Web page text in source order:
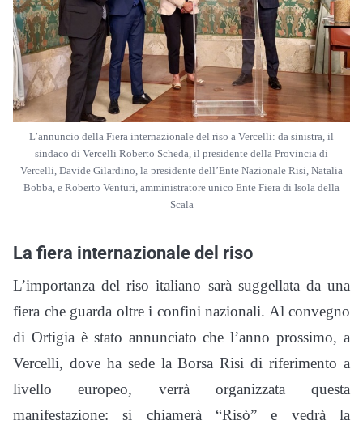
L’annuncio della Fiera internazionale del riso a Vercelli: da sinistra, il
sindaco di Vercelli Roberto Scheda, il presidente della Provincia di
Vercelli, Davide Gilardino, la presidente dell’Ente Nazionale Risi, Natalia
Bobba, e Roberto Venturi, amministratore unico Ente Fiera di Isola della
Scala
La fiera internazionale del riso
L’importanza del riso italiano sarà suggellata da una
fiera che guarda oltre i confini nazionali. Al convegno
di Ortigia è stato annunciato che l’anno prossimo, a
Vercelli, dove ha sede la Borsa Risi di riferimento a
livello europeo, verrà organizzata questa
manifestazione: si chiamerà “Risò” e vedrà la